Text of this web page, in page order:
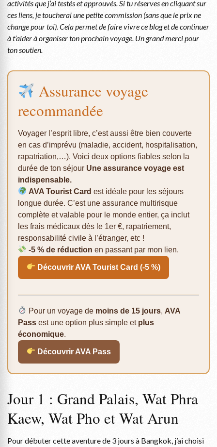
activités que j’ai testés et approuvés. Si tu réserves en cliquant sur
ces liens, je toucherai une petite commission (sans que le prix ne
change pour toi). Cela permet de faire vivre ce blog et de continuer
à t’aider à organiser ton prochain voyage. Un grand merci pour
ton soutien.
Assurance voyage
recommandée
Voyager l’esprit libre, c’est aussi être bien couverte
en cas d’imprévu (maladie, accident, hospitalisation,
rapatriation,…). Voici deux options fiables selon la
durée de ton séjour Une assurance voyage est
indispensable.
AVA Tourist Card est idéale pour les séjours
longue durée. C’est une assurance multirisque
complète et valable pour le monde entier, ça inclut
les frais médicaux dès le 1er €, rapatriement,
responsabilité civile à l’étranger, etc !
-5 % de réduction en passant par mon lien.
Découvrir AVA Tourist Card (-5 %)
Pour un voyage de moins de 15 jours, AVA
Pass est une option plus simple et plus
économique.
Découvrir AVA Pass
Jour 1 : Grand Palais, Wat Phra
Kaew, Wat Pho et Wat Arun
Pour débuter cette aventure de 3 jours à Bangkok, j’ai choisi